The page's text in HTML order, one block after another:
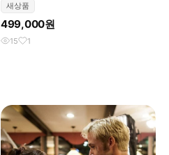
새상품
499,000원
15 1